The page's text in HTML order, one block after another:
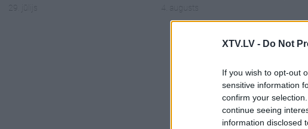
XTV.LV - Do Not
If you wish to opt-out
sensitive information
confirm your
continue seeing
information disclosed
29. jūlijs 4. augusts